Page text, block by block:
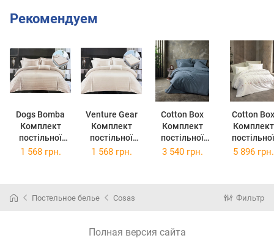
Рекомендуем
Dogs Bomba
Комплект
постільної
білизни
Сатин-Страйп
Venture Gear
Комплект
постільної
білизни
Сатин-Страйп
ДІМАмолочни
Cotton Box
Комплект
постільної
білизни Євро
Cotton Box
Комплект
постільної
білизни Євро
1 568 грн. 1 568 грн. 3 540 грн. 5 896 грн.
Постельное белье Cosas Фильтр
Полная версия сайта